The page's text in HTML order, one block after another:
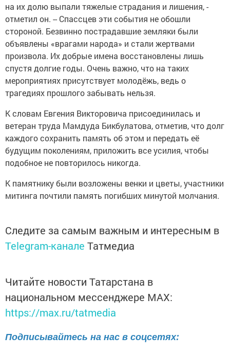
на их долю выпали тяжелые страдания и лишения, -
отметил он. -- Спассцев эти события не обошли
стороной. Безвинно пострадавшие земляки были
объявлены «врагами народа» и стали жертвами
произвола. Их добрые имена восстановлены лишь
спустя долгие годы. Очень важно, что на таких
мероприятиях присутствует молодёжь, ведь о
трагедиях прошлого забывать нельзя.
К словам Евгения Викторовича присоединилась и
ветеран труда Мамдуда Бикбулатова, отметив, что долг
каждого сохранить память об этом и передать её
будущим поколениям, приложить все усилия, чтобы
подобное не повторилось никогда.
К памятнику были возложены венки и цветы, участники
митинга почтили память погибших минутой молчания.
Следите за самым важным и интересным в
Telegram-канале Татмедиа
Читайте новости Татарстана в
национальном мессенджере MАХ:
https://max.ru/tatmedia
Подписывайтесь на нас в соцсетях: